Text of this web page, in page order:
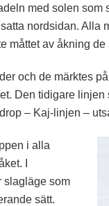
med solen som
nordsidan. Alla
måttet av åkning
och de märktes
Den tidigare
– Kaj-linjen –
i alla
I
slagläge som
sätt.